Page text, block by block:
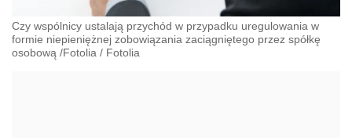
Czy wspólnicy ustalają przychód w przypadku uregulowania w
formie niepieniężnej zobowiązania zaciągniętego przez spółkę
osobową /Fotolia / Fotolia